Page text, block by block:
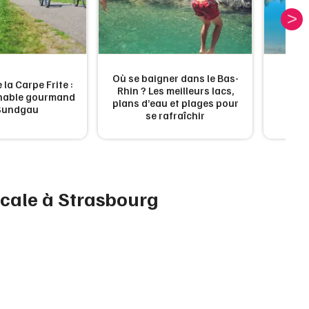
Jeux concours
Newsletter des sorties
Artistes en tournée
Magazine à Strasbourg
la Carpe Frite :
gourmand
Où se baigner dans le Bas-
Rhin ? Les meilleurs lacs,
plans d’eau et plages pour
se rafraîchir
à Strasbourg